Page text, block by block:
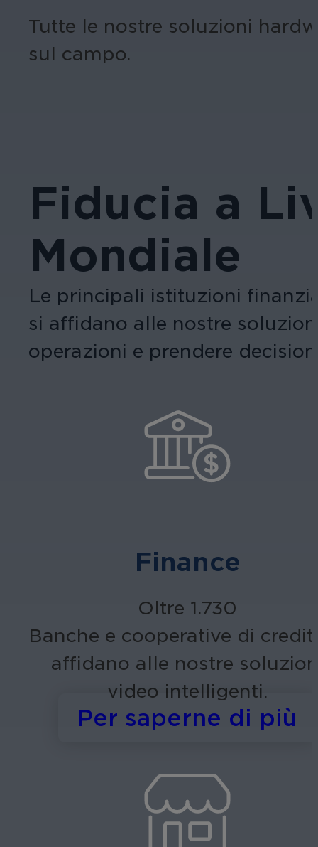
Tutte le nostre soluzioni
sul campo.
Fiducia a
Mondiale
Le principali istituzioni
si affidano alle nostre
operazioni e prendere
Finance
Oltre 1.730
Banche e cooperative di
affidano alle nostre
video intelligenti.
Per saperne di più